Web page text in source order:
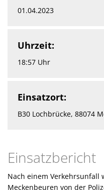
01.04.2023
Uhrzeit:
18:57 Uhr
Einsatzort:
B30 Lochbrücke, 88074
Einsatzbericht
Nach einem Verkehrsunfall
Meckenbeuren von der